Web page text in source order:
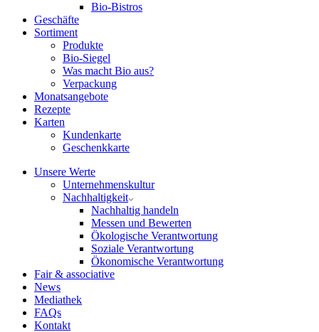
Bio-Bistros
Geschäfte
Sortiment
Produkte
Bio-Siegel
Was macht Bio aus?
Verpackung
Monatsangebote
Rezepte
Karten
Kundenkarte
Geschenkkarte
Unsere Werte
Unternehmenskultur
Nachhaltigkeit
Nachhaltig handeln
Messen und Bewerten
Ökologische Verantwortung
Soziale Verantwortung
Ökonomische Verantwortung
Fair & associative
News
Mediathek
FAQs
Kontakt